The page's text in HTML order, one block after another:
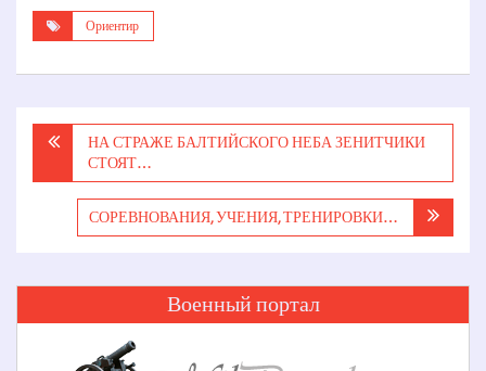
Ориентир
Навигация
записям
НА СТРАЖЕ БАЛТИЙСКОГО НЕБА ЗЕНИТЧИКИ
СТОЯТ…
СОРЕВНОВАНИЯ, УЧЕНИЯ, ТРЕНИРОВКИ…
Военный портал